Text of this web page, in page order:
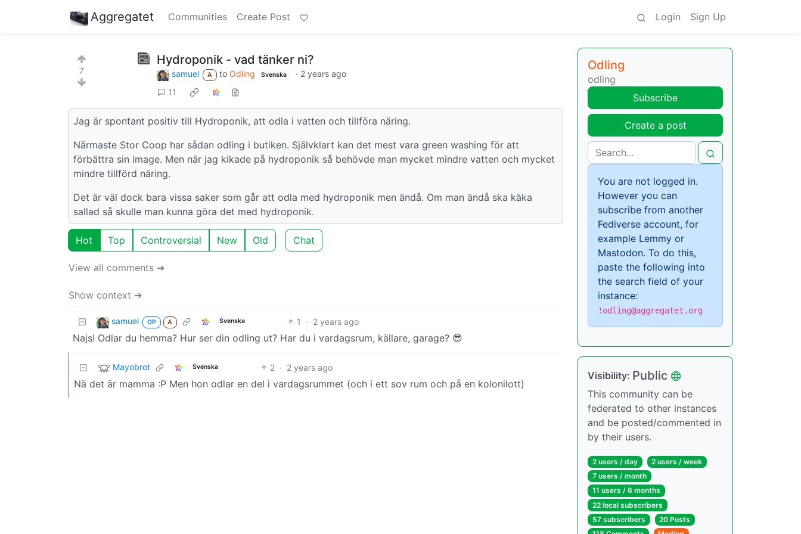
Aggregatet Communities Create Post Login Sign Up
7
Hydroponik - vad tänker ni?
samuel A to Odling Svenska · 2 years ago
11
Jag är spontant positiv till Hydroponik, att odla i vatten och tillföra näring.
Närmaste Stor Coop har sådan odling i butiken. Självklart kan det mest vara green washing för att
förbättra sin image. Men när jag kikade på hydroponik så behövde man mycket mindre vatten och mycket
mindre tillförd näring.
Det är väl dock bara vissa saker som går att odla med hydroponik men ändå. Om man ändå ska käka
sallad så skulle man kunna göra det med hydroponik.
Hot Top Controversial New Old Chat
View all comments ➔
Show context ➔
samuel OP A Svenska 1 · 2 years ago
Najs! Odlar du hemma? Hur ser din odling ut? Har du i vardagsrum, källare, garage? 😎
Mayobrot Svenska 2 · 2 years ago
Nä det är mamma :P Men hon odlar en del i vardagsrummet (och i ett sov rum och på en kolonilott)
Odling
odling
Subscribe
Create a post
You are not logged in.
However you can
subscribe from another
Fediverse account, for
example Lemmy or
Mastodon. To do this,
paste the following into
the search field of your
instance:
!odling@aggregatet.org
Visibility: Public
This community can be
federated to other instances
and be posted/commented in
by their users.
2 users / day
2 users / week
7 users / month
11 users / 6 months
22 local subscribers
57 subscribers
20 Posts